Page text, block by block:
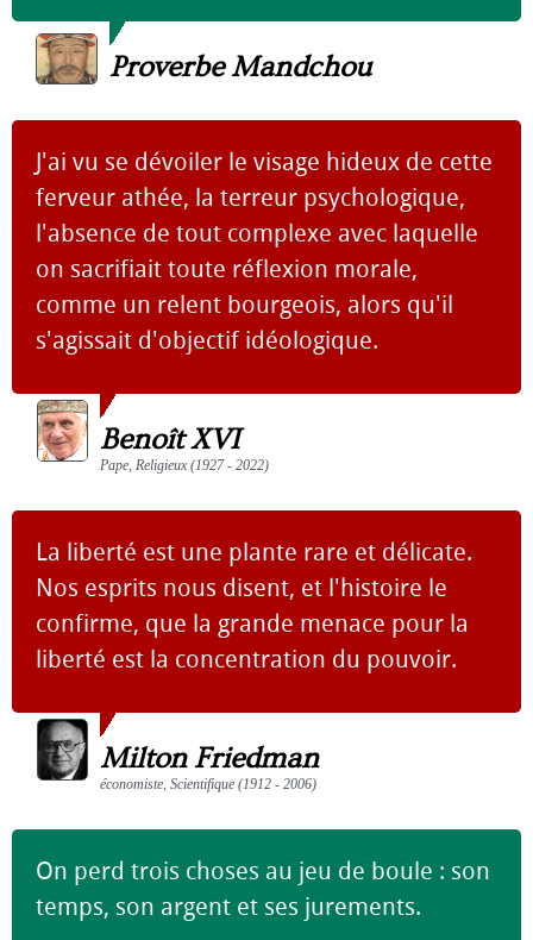
Proverbe Mandchou
J'ai vu se dévoiler le visage hideux de cette
ferveur athée, la terreur psychologique,
l'absence de tout complexe avec laquelle
on sacrifiait toute réflexion morale,
comme un relent bourgeois, alors qu'il
s'agissait d'objectif idéologique.
Benoît XVI
Pape, Religieux (1927 - 2022)
La liberté est une plante rare et délicate.
Nos esprits nous disent, et l'histoire le
confirme, que la grande menace pour la
liberté est la concentration du pouvoir.
Milton Friedman
économiste, Scientifique (1912 - 2006)
On perd trois choses au jeu de boule : son
temps, son argent et ses jurements.